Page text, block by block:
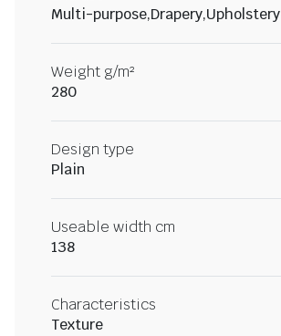
Multi-purpose,Drapery,Upholstery
Weight g/m²
280
Design type
Plain
Useable width cm
138
Characteristics
Texture